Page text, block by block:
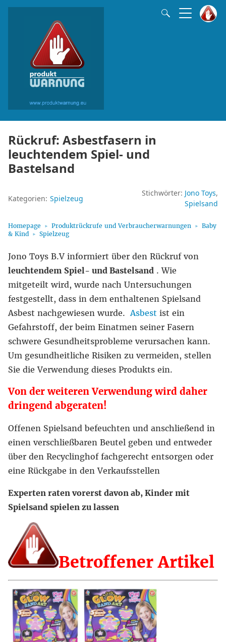
Rückruf: Asbestfasern in
leuchtendem Spiel- und
Bastelsand
Kategorien: Spielzeug
Stichwörter: Jono Toys
Spielsand
Homepage Produktrückrufe und Verbraucherwarnungen
Baby
& Kind
Spielzeug
Jono Toys B.V informiert über den Rückruf von
leuchtendem Spiel- und Bastelsand . Wie
mitgeteilt wird, wurde nach Untersuchungen
festgestellt, dass in dem enthaltenen Spielsand
Asbest nachgewiesen wurde.Asbest ist ein
Gefahrstoff, der beim Einatmen seiner Fasern
schwere Gesundheitsprobleme verursachen kann.
Um gesundheitliche Risiken zu vermeiden, stellen
Sie die Verwendung dieses Produkts ein.
Von der weiteren Verwendung wird daher
dringend abgeraten!
Offenen Spielsand befeuchten und anschließend in
einen verschließbaren Beutel geben und entweder
über den Recyclinghof fachgerecht entsorgen oder
eine Rückgabe in den Verkaufsstellen
Experten raten vorerst davon ab, Kinder mit
Spielsand spielen zu lassen
Betroffener Artikel